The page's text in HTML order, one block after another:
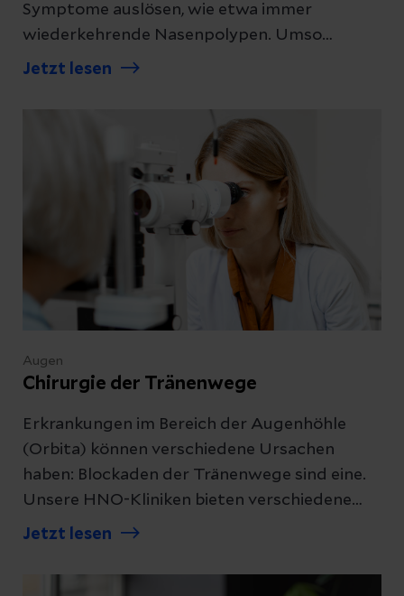
Symptome auslösen, wie etwa immer
wiederkehrende Nasenpolypen. Umso
wichtiger ist eine wirksame Therapie. Wir
Intoleranz-Syndrom hilft.
Jetzt lesen
Augen
Chirurgie der Tränenwege
Erkrankungen im Bereich der Augenhöhle
(Orbita) können verschiedene Ursachen
haben: Blockaden der Tränenwege sind eine.
Unsere HNO-Kliniken bieten verschiedene
schonende Behandlungsmethoden.
Jetzt lesen